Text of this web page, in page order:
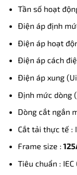
Tần số hoạt
Điện áp định
Điện áp hoạt
Điện áp cách
Điện áp xung
Định mức dòng
Dòng cắt ngắn
Cắt tải thực tế :
Frame size :
Tiêu chuẩn :